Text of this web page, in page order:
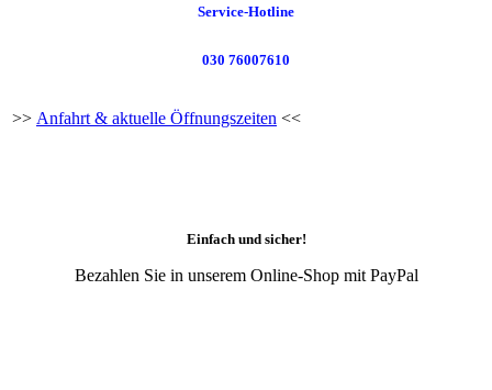
Service-Hotline
030 76007610
>> Anfahrt & aktuelle Öffnungszeiten <<
Einfach und sicher!
Bezahlen Sie in unserem Online-Shop mit PayPal